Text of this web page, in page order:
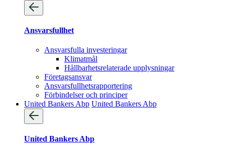
Ansvarsfullhet
Ansvarsfulla investeringar
Klimatmål
Hållbarhetsrelaterade upplysningar
Företagsansvar
Ansvarsfullhets­rapportering
Förbindelser och principer
United Bankers Abp United Bankers Abp
United Bankers Abp